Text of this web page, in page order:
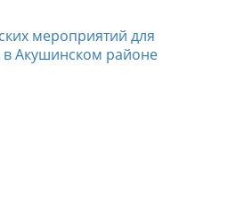
мероприятий для
Акушинском районе